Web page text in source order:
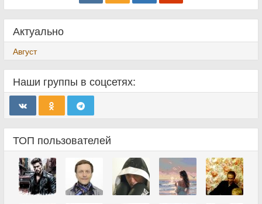
Актуально
Август
Наши группы в соцсетях:
ТОП пользователей